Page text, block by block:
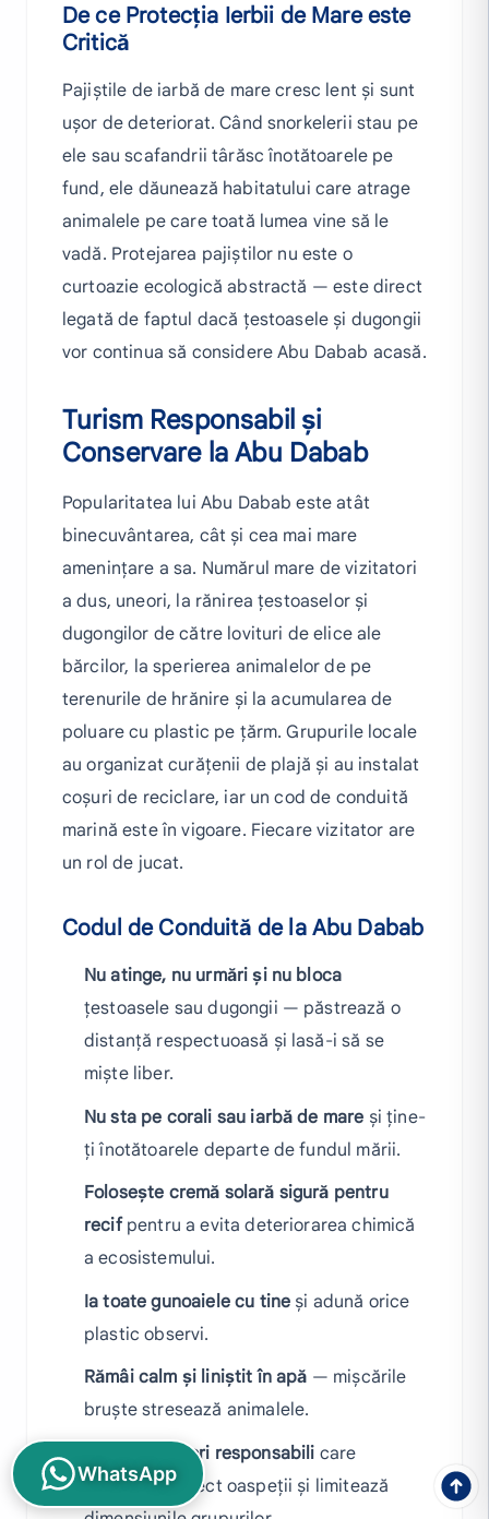
De ce Protecția Ierbii de Mare este
Critică
Pajiștile de iarbă de mare cresc lent și sunt
ușor de deteriorat. Când snorkelerii stau pe
ele sau scafandrii târăsc înotătoarele pe
fund, ele dăunează habitatului care atrage
animalele pe care toată lumea vine să le
vadă. Protejarea pajiștilor nu este o
curtoazie ecologică abstractă — este direct
legată de faptul dacă țestoasele și dugongii
vor continua să considere Abu Dabab acasă.
Turism Responsabil și
Conservare la Abu Dabab
Popularitatea lui Abu Dabab este atât
binecuvântarea, cât și cea mai mare
amenințare a sa. Numărul mare de vizitatori
a dus, uneori, la rănirea țestoaselor și
dugongilor de către lovituri de elice ale
bărcilor, la sperierea animalelor de pe
terenurile de hrănire și la acumularea de
poluare cu plastic pe țărm. Grupurile locale
au organizat curățenii de plajă și au instalat
coșuri de reciclare, iar un cod de conduită
marină este în vigoare. Fiecare vizitator are
un rol de jucat.
Codul de Conduită de la Abu Dabab
Nu atinge, nu urmări și nu bloca
țestoasele sau dugongii — păstrează o
distanță respectuoasă și lasă-i să se
miște liber.
Nu sta pe corali sau iarbă de mare și ține-
ți înotătoarele departe de fundul mării.
Folosește cremă solară sigură pentru
recifpentru a evita deteriorarea chimică
a ecosistemului.
Ia toate gunoaiele cu tine și adună orice
plastic observi.
Rămâi calm și liniștit în apă — mișcările
bruște stresează animalele.
Alege operatori responsabili care
instruiesc corect oaspeții și limitează
WhatsApp